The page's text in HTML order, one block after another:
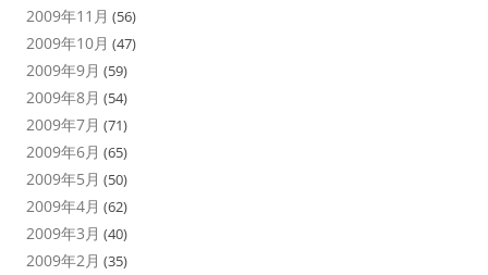
2009年11月 (56)
2009年10月 (47)
2009年9月 (59)
2009年8月 (54)
2009年7月 (71)
2009年6月 (65)
2009年5月 (50)
2009年4月 (62)
2009年3月 (40)
2009年2月 (35)